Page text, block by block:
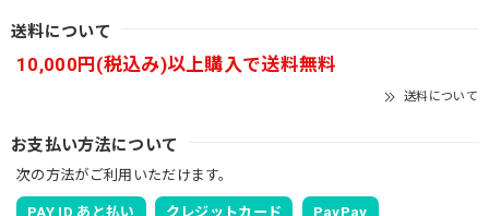
送料について
10,000円(税込み)以上購入で送料無料
送料について
お支払い方法について
次の方法がご利用いただけます。
PAY ID あと払い クレジットカード PayPay